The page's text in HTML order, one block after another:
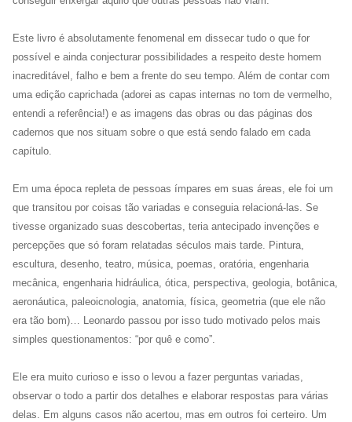
Este livro é absolutamente fenomenal em dissecar tudo o que for
possível e ainda conjecturar possibilidades a respeito deste homem
inacreditável, falho e bem a frente do seu tempo. Além de contar com
uma edição caprichada (adorei as capas internas no tom de vermelho,
entendi a referência!) e as imagens das obras ou das páginas dos
cadernos que nos situam sobre o que está sendo falado em cada
capítulo.
Em uma época repleta de pessoas ímpares em suas áreas, ele foi um
que transitou por coisas tão variadas e conseguia relacioná-las. Se
tivesse organizado suas descobertas, teria antecipado invenções e
percepções que só foram relatadas séculos mais tarde. Pintura,
escultura, desenho, teatro, música, poemas, oratória, engenharia
mecânica, engenharia hidráulica, ótica, perspectiva, geologia, botânica,
aeronáutica, paleoicnologia, anatomia, física, geometria (que ele não
era tão bom)… Leonardo passou por isso tudo motivado pelos mais
simples questionamentos: “por quê e como”.
Ele era muito curioso e isso o levou a fazer perguntas variadas,
observar o todo a partir dos detalhes e elaborar respostas para várias
delas. Em alguns casos não acertou, mas em outros foi certeiro. Um